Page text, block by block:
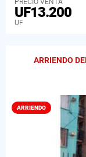
UF13.200
UF
ARRIENDO
ARRIENDO